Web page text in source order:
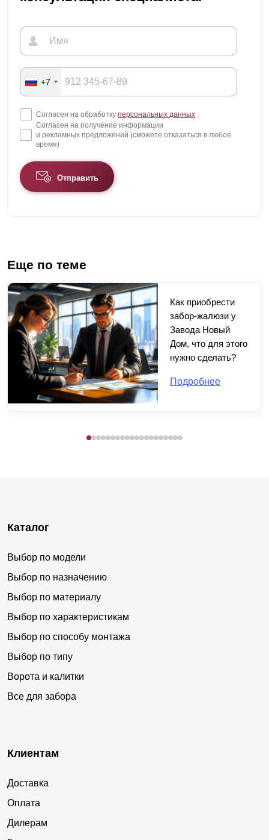
+7
Согласен на обработку персональных данных
Согласен на получение информации
и рекламных предложений (сможете отказаться в любое
время)
Отправить
Еще по теме
Как приобрести
забор-жалюзи у
Завода Новый
Дом, что для этого
нужно сделать?
Подробнее
Каталог
Выбор по модели
Выбор по назначению
Выбор по материалу
Выбор по характеристикам
Выбор по способу монтажа
Выбор по типу
Ворота и калитки
Все для забора
Клиентам
Доставка
Оплата
Дилерам